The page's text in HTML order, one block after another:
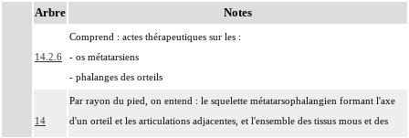
Arbre Notes
14.2.6
Comprend : actes thérapeutiques sur les :
- os métatarsiens
- phalanges des orteils
14
Par rayon du pied, on entend : le squelette métatarsophalangien formant l'axe
d'un orteil et les articulations adjacentes, et l'ensemble des tissus mous et des